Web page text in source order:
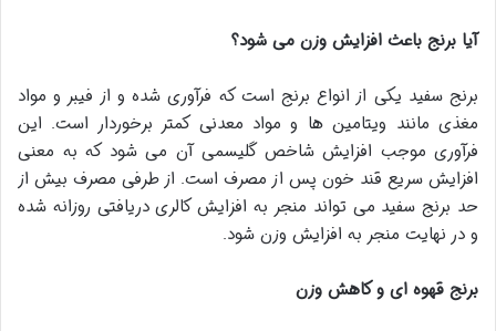
آیا برنج باعث افزایش وزن می شود؟
برنج سفید یکی از انواع برنج است که فرآوری شده و از فیبر و مواد
مغذی مانند ویتامین ها و مواد معدنی کمتر برخوردار است. این
فرآوری موجب افزایش شاخص گلیسمی آن می شود که به معنی
افزایش سریع قند خون پس از مصرف است. از طرفی مصرف بیش از
حد برنج سفید می تواند منجر به افزایش کالری دریافتی روزانه شده
و در نهایت منجر به افزایش وزن شود.
برنج قهوه ای و کاهش وزن